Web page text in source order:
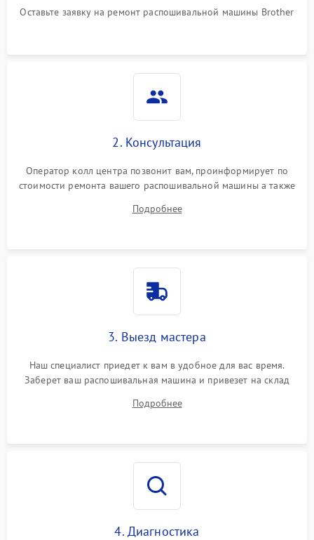
Оставьте заявку на ремонт распошивальной машины Brother
2. Консультация
Оператор колл центра позвонит вам, проинформирует по
стоимости ремонта вашего распошивальной машины а также
Подробнее
3. Выезд мастера
Наш специалист приедет к вам в удобное для вас время.
Заберет ваш распошивальная машина и привезет на склад
Подробнее
4. Диагностика